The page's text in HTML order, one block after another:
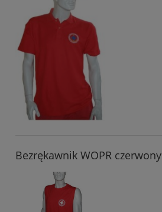
Bezrękawnik WOPR czerwony